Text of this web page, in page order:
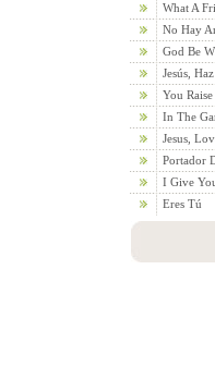
What A
No Hay
God Be
Jesús,
You
In The
Jesus,
Portador
I Give
Eres Tú